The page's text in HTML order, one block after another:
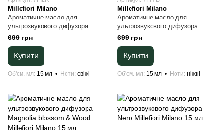
Millefiori Milano
Ароматичне масло для
ультрозвукового дифузора
Lime & Vetiver Millefiori Milano
699 грн
Купити
Об'єм, мл 15 мл Ноти свіжі
Millefiori Milano
Ароматичне масло для
ультрозвукового дифузора
White musk Millefiori Milano 15
699 грн
Купити
Об'єм, мл 15 мл Ноти ніжні